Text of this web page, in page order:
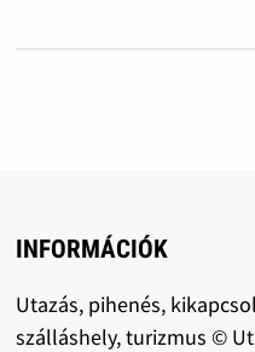
INFORMÁCIÓK
Utazás, pihenés,
szálláshely, turizmus ©